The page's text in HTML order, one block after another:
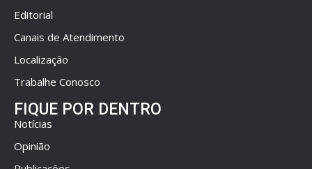
Editorial
Canais de Atendimento
Localização
Trabalhe Conosco
FIQUE POR DENTRO
Notícias
Opinião